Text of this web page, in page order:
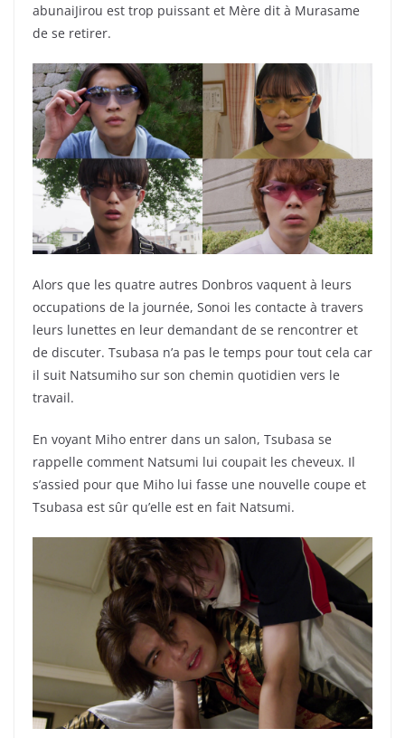
abunaiJirou est trop puissant et Mère dit à Murasame
de se retirer.
Alors que les quatre autres Donbros vaquent à leurs
occupations de la journée, Sonoi les contacte à travers
leurs lunettes en leur demandant de se rencontrer et
de discuter. Tsubasa n’a pas le temps pour tout cela car
il suit Natsumiho sur son chemin quotidien vers le
travail.
En voyant Miho entrer dans un salon, Tsubasa se
rappelle comment Natsumi lui coupait les cheveux. Il
s’assied pour que Miho lui fasse une nouvelle coupe et
Tsubasa est sûr qu’elle est en fait Natsumi.